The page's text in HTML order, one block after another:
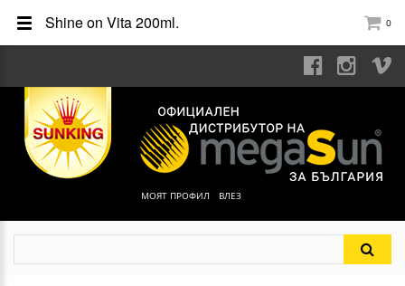
0
МОЯТ ПРОФИЛ ВЛЕЗ
Shine on Vita 200ml.